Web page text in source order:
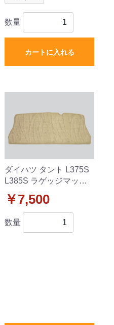
数量
カートに入れる
ダイハツ タント L375S
L385S ラゲッジマット
社外新品
￥7,500
数量